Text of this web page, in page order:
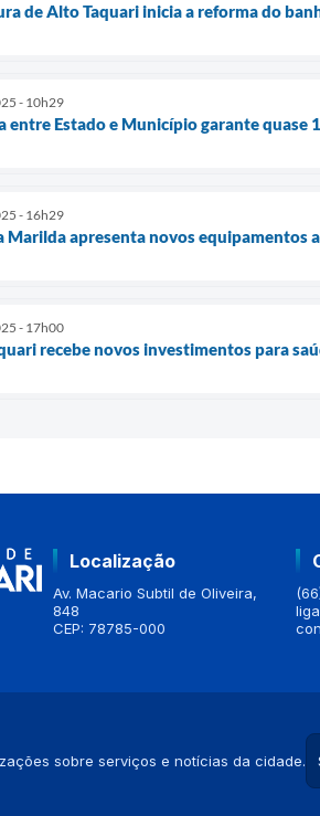
de Alto Taquari inicia a reforma do
- 10h29
entre Estado e Município garante quase
- 16h29
Marilda apresenta novos equipamentos
- 17h00
recebe novos investimentos para
Localização
Av. Macario Subtil de Oliveira,
848
CEP: 78785-000
sobre serviços e notícias da cidade.